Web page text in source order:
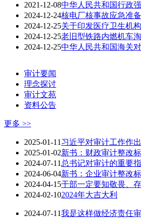
2021-12-08中华人民共和国行政
2024-12-24核电厂核事故应急准
2024-12-25关于印发医疗卫生机
2024-12-25老旧型铁路内燃机车
2024-12-25中华人民共和国海关
审计要闻
理念探讨
审计文苑
资料公告
更多 >>
2025-01-11 习近平对审计工作作
2025-01-02新书：财政审计整改
2024-07-11 总书记对审计的重要
2024-06-04新书：企业审计整改
2024-04-15干部一定要知敬畏、
2024-02-102024年大吉大利
2024-07-11我是这样做经济责任